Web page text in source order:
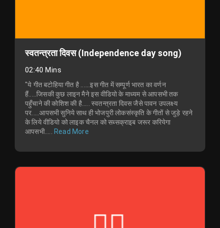
स्वतन्त्रता दिवस (Independence day song)
02:40 Mins
"ये गीत बटोहिया गीत है ......इस गीत में सम्पूर्ण भारत का वर्णन
हैं.....जिसकी कुछ लाइन मैने इस वीडियो के माध्यम से आपसभी तक
पहुँचाने की कोशिश की है..... स्वतन्त्रता दिवस जैसे पावन उपलक्ष्य
पर.....आपसभी सुनिये साथ ही भोजपुरी लोकसंस्कृति के गीतों से जुड़े रहने
के लिये वीडियो को लाइक चैनल को सब्सक्राइब जरूर करियेगा
आपसभी.....
Read More